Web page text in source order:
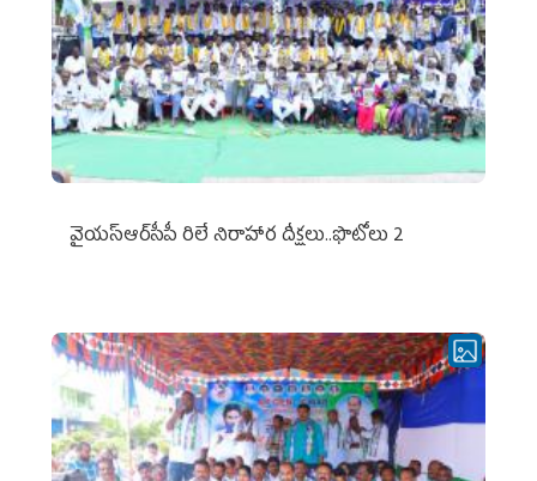
వైయ‌స్ఆర్‌సీపీ రిలే నిరాహార దీక్షలు..ఫొటోలు 2